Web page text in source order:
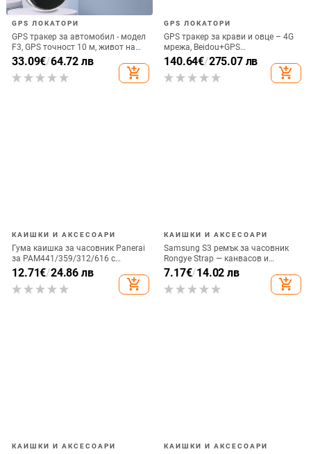
GPS ЛОКАТОРИ
GPS тракер за автомобил - модел
F3, GPS точност 10 м, живот на
батерията 180 дни,
водоустойчив, AMAP и Google
карти
33.09€/64.72 лв
add_shopping_cart
GPS ЛОКАТОРИ
GPS тракер за крави и овце – 4G
мрежа, Beidou+GPS
позициониране, IP68
водоустойчив, аларма за ограда,
дълъг живот на батерията
140.64€/275.07 лв
add_shopping_cart
КАИШКИ И АКСЕСОАРИ
Гума каишка за часовник Panerai
за PAM441/359/312/616 с
катарама butterfly и pin buckle
12.71€/24.86 лв
add_shopping_cart
КАИШКИ И АКСЕСОАРИ
Samsung S3 ремък за часовник
Rongye Strap — канвасов и
нейлонов ремък с истинска
кожена част, джип текстура, стил
Fashion Commuter
7.17€/14.02 лв
add_shopping_cart
КАИШКИ И АКСЕСОАРИ КАИШКИ И АКСЕСОАРИ